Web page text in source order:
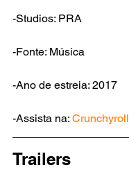
-Studios: PRA
-Fonte: Música
-Ano de estreia: 2017
-Assista na: Crunchyroll
Trailers